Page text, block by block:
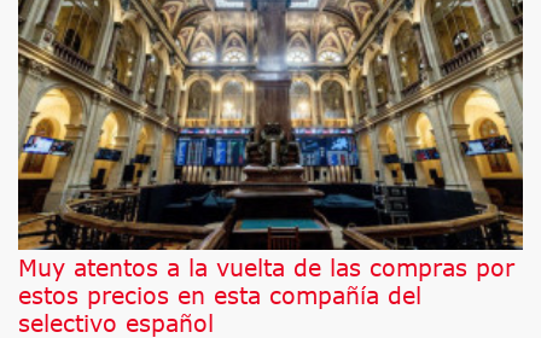
Muy atentos a la vuelta de las compras por
estos precios en esta compañía del
selectivo español